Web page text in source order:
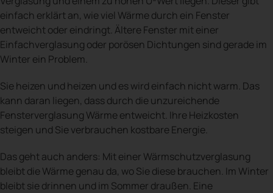
einfach erklärt an, wie viel Wärme durch ein Fenster
entweicht oder eindringt. Ältere Fenster mit einer
Einfachverglasung oder porösen Dichtungen sind gerade im
Winter ein Problem.
Sie heizen und heizen und es wird einfach nicht warm. Das
kann daran liegen, dass durch die unzureichende
Fensterverglasung Wärme entweicht. Ihre Heizkosten
steigen und Sie verbrauchen kostbare Energie.
Das geht auch anders: Mit einer Wärmschutzverglasung
bleibt die Wärme genau da, wo Sie diese brauchen. Im Winter
bleibt sie drinnen und im Sommer draußen. Eine